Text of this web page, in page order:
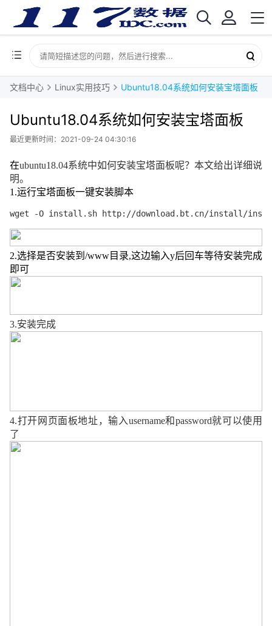
文档中心 Linux实用技巧 Ubuntu18.04系统如何安装宝塔面板
Ubuntu18.04系统如何安装宝塔面板
最近更新时间：2021-09-24 04:30:16
在ubuntu18.04系统中如何安装宝塔面板呢？本文给出详细说
明。
1.运行宝塔面板一键安装脚本
wget -O install.sh http://download.bt.cn/install/
2.选择是否安装到 /www目录,这边输入y后回车等待安装完成
即可
3.安装完成
4.打开网页面板地址，输入username和password就可以使用
了